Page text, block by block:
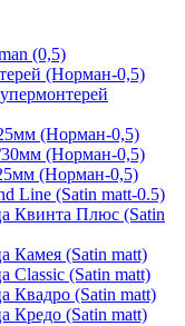
(0,5)
(Норман-0,5)
(Норман-0,5)
(Норман-0,5)
(Норман-0,5)
Line (Satin matt-0.5)
Квинта Плюс (Satin
Камея (Satin matt)
Classic (Satin matt)
Квадро (Satin matt)
Кредо (Satin matt)